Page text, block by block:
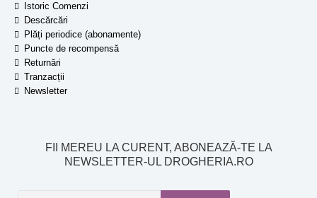
Istoric Comenzi
Descărcări
Plăți periodice (abonamente)
Puncte de recompensă
Returnări
Tranzacții
Newsletter
FII MEREU LA CURENT, ABONEAZĂ-TE LA
NEWSLETTER-UL DROGHERIA.RO